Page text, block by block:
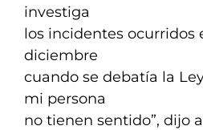
investiga
los incidentes ocurridos
diciembre
cuando se debatía la
mi persona
no tienen sentido”, dijo